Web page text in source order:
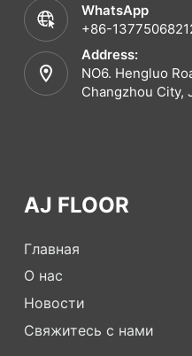
WhatsApp
+86-
Address:
NO6. Hengluo
Changzhou City,
AJ FLOOR
Главная
О нас
Новости
Свяжитесь с нами